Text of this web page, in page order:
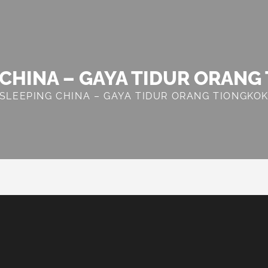
– GAYA TIDUR
SLEEPING CHINA – GAYA TIDUR ORANG TIONGKOK